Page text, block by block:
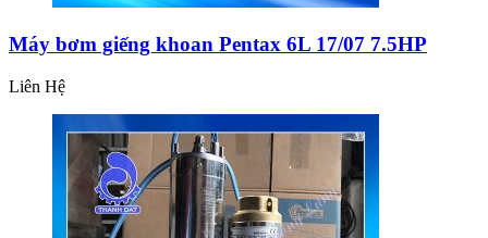
Máy bơm giếng khoan Pentax 6L 17/07 7.5HP
Liên Hệ